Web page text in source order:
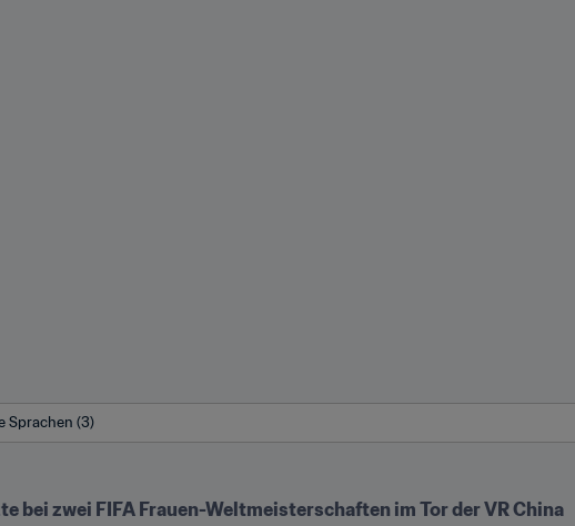
Sprachen (3)
bei zwei FIFA Frauen-Weltmeisterschaften im Tor der VR China